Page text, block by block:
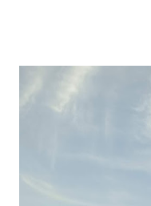
kedipan lentera jantan
digunakan untuk
menggunakan kedipan
pola kedipan cahaya